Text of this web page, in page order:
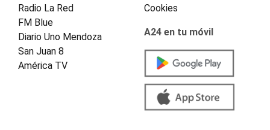
Radio La Red
FM Blue
Diario Uno Mendoza
San Juan 8
América TV
Cookies
A24 en tu móvil